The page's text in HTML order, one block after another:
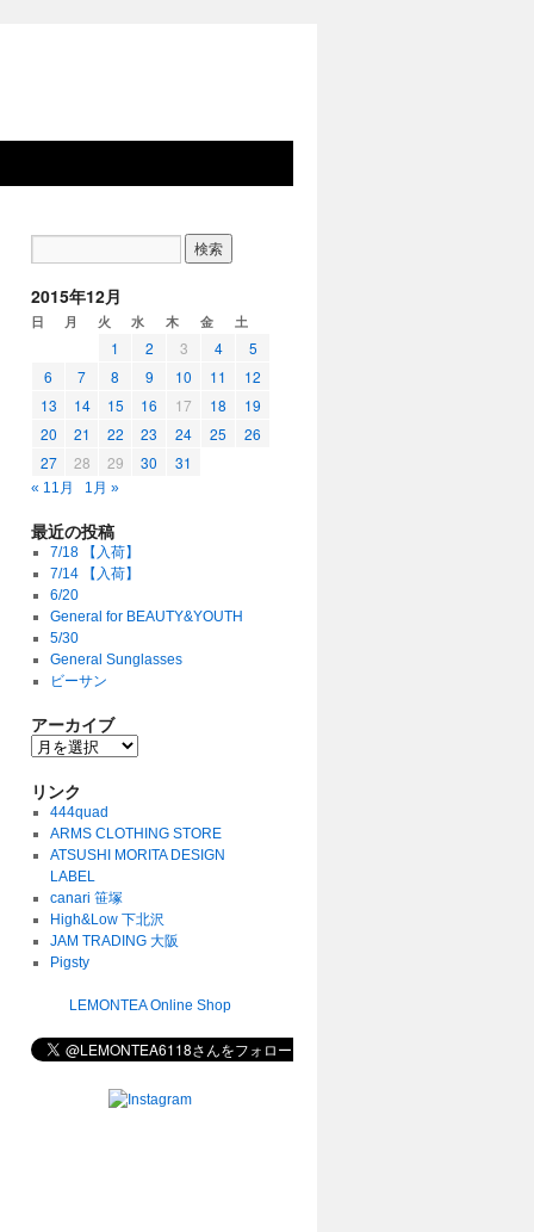
2015年12月
日 月 火 水 木 金 土
1 2 3 4
5
6
7 8 9 10 11
12
13
14 15 16 17 18
19
20
21 22 23 24 25
26
27
28 29 30 31
« 11月 1月 »
最近の投稿
7/18 【入荷】
7/14 【入荷】
6/20
General for BEAUTY&YOUTH
5/30
General Sunglasses
ビーサン
アーカイブ
リンク
444quad
ARMS CLOTHING STORE
ATSUSHI MORITA DESIGN
LABEL
canari 笹塚
High&Low 下北沢
JAM TRADING 大阪
Pigsty
LEMONTEA Online Shop